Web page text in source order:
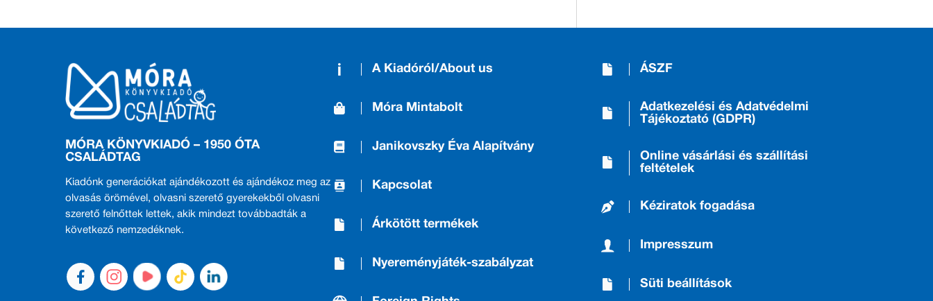
MÓRA KÖNYVKIADÓ – 1950 ÓTA
CSALÁDTAG
Kiadónk generációkat ajándékozott és ajándékoz meg az
olvasás örömével, olvasni szerető gyerekekből olvasni
szerető felnőttek lettek, akik mindezt továbbadták a
következő nemzedéknek.
A Kiadóról/About us
Móra Mintabolt
Janikovszky Éva Alapítvány
Kapcsolat
Árkötött termékek
Nyereményjáték-szabályzat
ÁSZF
Adatkezelési és Adatvédelmi
Tájékoztató (GDPR)
Online vásárlási és szállítási
feltételek
Kéziratok fogadása
Impresszum
Süti beállítások